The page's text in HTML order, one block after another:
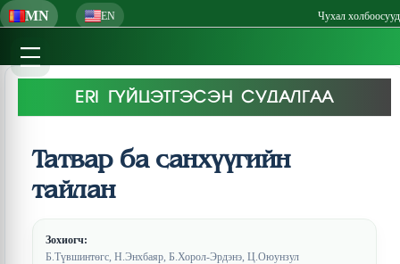
MN EN Чухал холбоосууд
ERI ГҮЙЦЭТГЭСЭН СУДАЛГАА
Татвар ба санхүүгийн
тайлан
Зохиогч:
Б.Түвшинтөгс, Н.Энхбаяр, Б.Хорол-Эрдэнэ, Ц.Оюунзул